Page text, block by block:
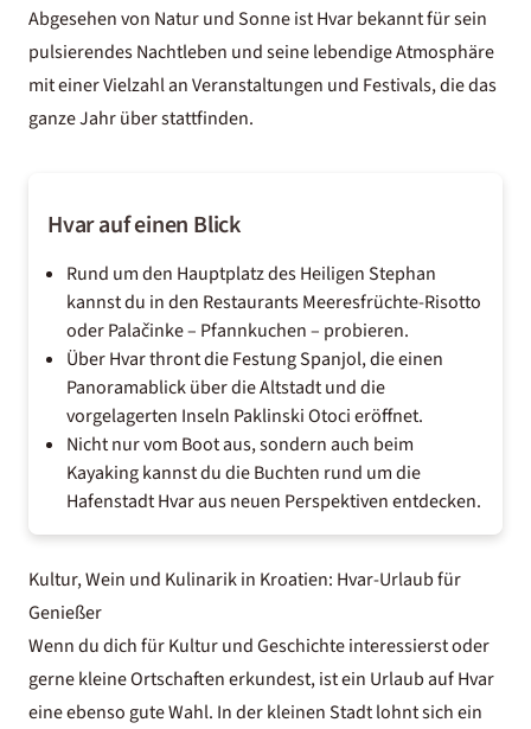
Abgesehen von Natur und Sonne ist Hvar bekannt für sein
pulsierendes Nachtleben und seine lebendige Atmosphäre
mit einer Vielzahl an Veranstaltungen und Festivals, die das
ganze Jahr über stattfinden.
Hvar auf einen Blick
Rund um den Hauptplatz des Heiligen Stephan
kannst du in den Restaurants Meeresfrüchte-Risotto
oder Palačinke – Pfannkuchen – probieren.
Über Hvar thront die Festung Spanjol, die einen
Panoramablick über die Altstadt und die
vorgelagerten Inseln Paklinski Otoci eröffnet.
Nicht nur vom Boot aus, sondern auch beim
Kayaking kannst du die Buchten rund um die
Hafenstadt Hvar aus neuen Perspektiven entdecken.
Kultur, Wein und Kulinarik in Kroatien: Hvar-Urlaub für
Genießer
Wenn du dich für Kultur und Geschichte interessierst oder
gerne kleine Ortschaften erkundest, ist ein Urlaub auf Hvar
eine ebenso gute Wahl. In der kleinen Stadt lohnt sich ein